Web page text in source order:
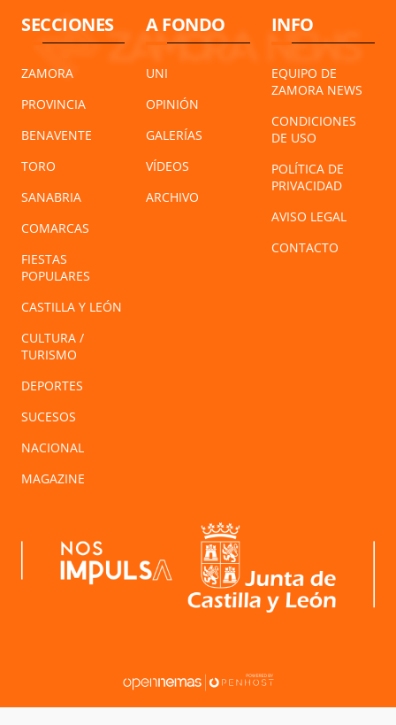
SECCIONES
ZAMORA
PROVINCIA
BENAVENTE
TORO
SANABRIA
COMARCAS
FIESTAS
POPULARES
CASTILLA Y LEÓN
CULTURA /
TURISMO
DEPORTES
SUCESOS
NACIONAL
MAGAZINE
A FONDO
UNI
OPINIÓN
GALERÍAS
VÍDEOS
ARCHIVO
INFO
EQUIPO DE
ZAMORA NEWS
CONDICIONES
DE USO
POLÍTICA DE
PRIVACIDAD
AVISO LEGAL
CONTACTO